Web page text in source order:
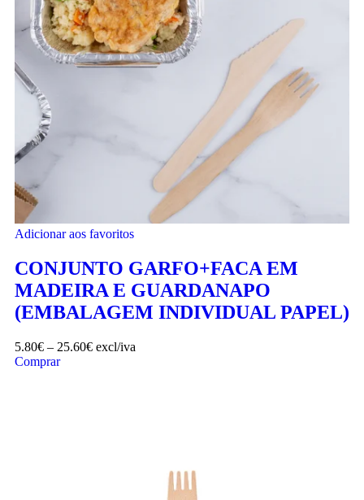
Adicionar aos favoritos
CONJUNTO GARFO+FACA EM
MADEIRA E GUARDANAPO
(EMBALAGEM INDIVIDUAL PAPEL)
5.80€ – 25.60€ excl/iva
Comprar